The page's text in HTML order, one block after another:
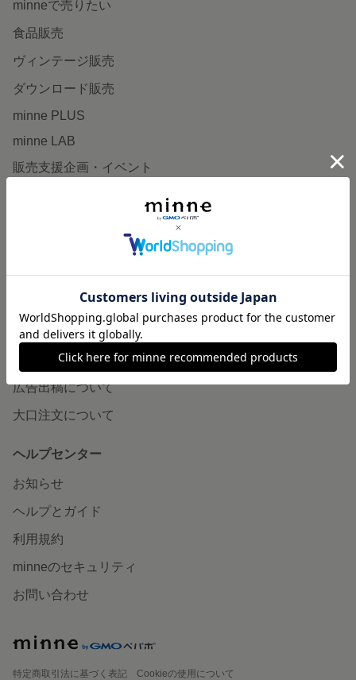
minneで売りたい
食品販売
ヴィンテージ販売
ダウンロード販売
minne PLUS
minne LAB
販売支援企画・イベント
minneとものづくりと
minneの本
企業の方へ
広告出稿について
大口注文について
ヘルプセンター
お知らせ
ヘルプとガイド
利用規約
minneのセキュリティ
お問い合わせ
特定商取引法に基づく表記
Cookieの使用について